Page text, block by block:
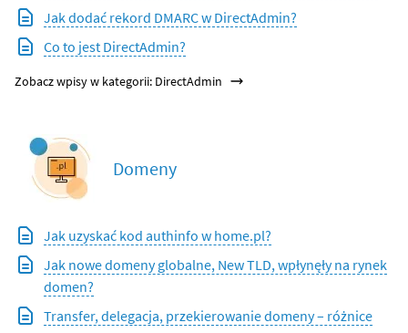
Jak dodać rekord DMARC w DirectAdmin?
Co to jest DirectAdmin?
Zobacz wpisy w kategorii: DirectAdmin
Domeny
Jak uzyskać kod authinfo w home.pl?
Jak nowe domeny globalne, New TLD, wpłynęły na rynek
domen?
Transfer, delegacja, przekierowanie domeny – różnice